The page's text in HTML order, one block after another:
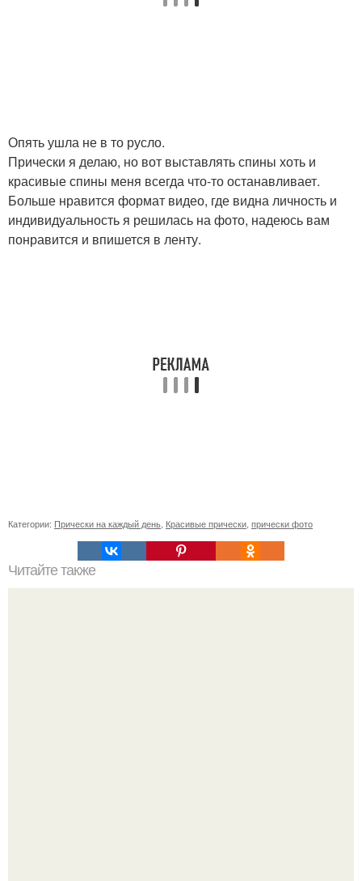
Опять ушла не в то русло.
Прически я делаю, но вот выставлять спины хоть и
красивые спины меня всегда что-то останавливает.
Больше нравится формат видео, где видна личность и
индивидуальность я решилась на фото, надеюсь вам
понравится и впишется в ленту.
Категории: Прически на каждый день Красивые прически прически фото
Читайте также